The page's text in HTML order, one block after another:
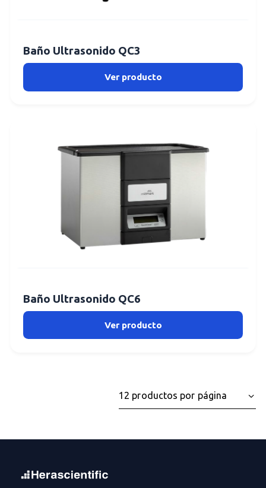
Baño Ultrasonido QC3
Ver producto
Baño Ultrasonido QC6
Ver producto